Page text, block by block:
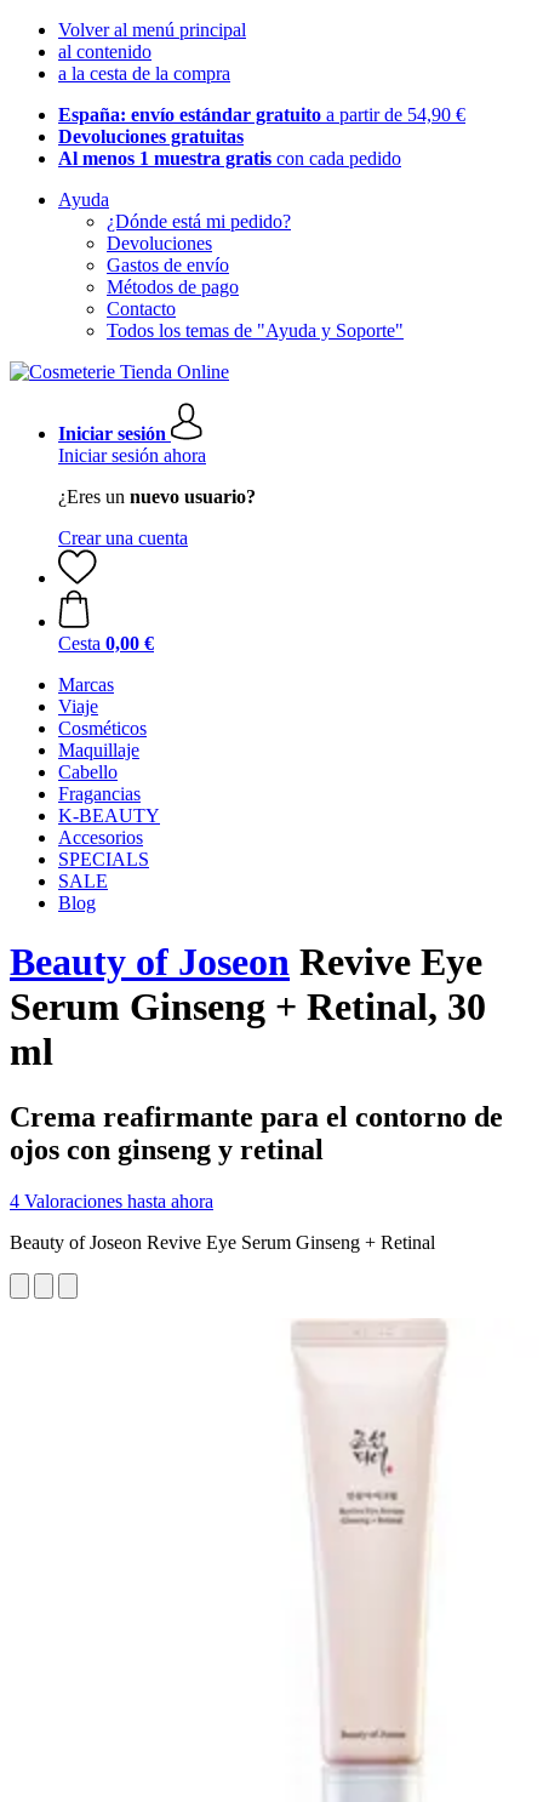
Volver al menú principal
al contenido
a la cesta de la compra
España: envío estándar gratuito a partir de 54,90 €
Devoluciones gratuitas
Al menos 1 muestra gratis con cada pedido
Ayuda
¿Dónde está mi pedido?
Devoluciones
Gastos de envío
Métodos de pago
Contacto
Todos los temas de "Ayuda y Soporte"
Iniciar sesión
Iniciar sesión ahora
¿Eres un nuevo usuario?
Crear una cuenta
Cesta 0,00 €
Marcas
Viaje
Cosméticos
Maquillaje
Cabello
Fragancias
K-BEAUTY
Accesorios
SPECIALS
SALE
Blog
Beauty of Joseon Revive Eye
Serum Ginseng + Retinal, 30
ml
Crema reafirmante para el contorno de
ojos con ginseng y retinal
4 Valoraciones hasta ahora
Beauty of Joseon Revive Eye Serum Ginseng + Retinal